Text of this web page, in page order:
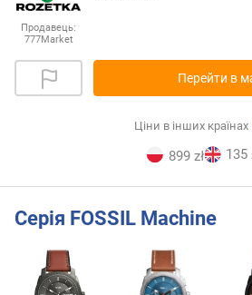
Продавець:
777Market
Перейти в
Ціни в інших країнах
899 zł 135
Серія FOSSIL Machine